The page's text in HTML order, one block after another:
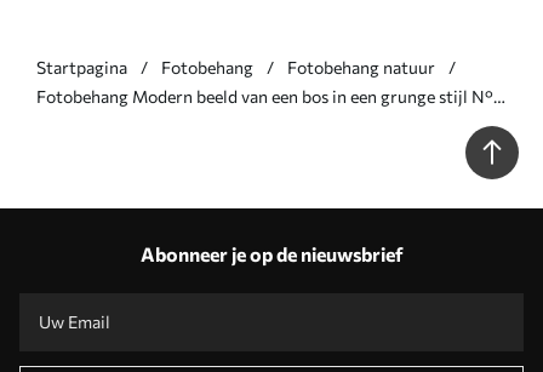
Startpagina Fotobehang
Fotobehang natuur
Fotobehang Modern beeld van een bos in een grunge stijl N°
Abonneer je op de nieuwsbrief